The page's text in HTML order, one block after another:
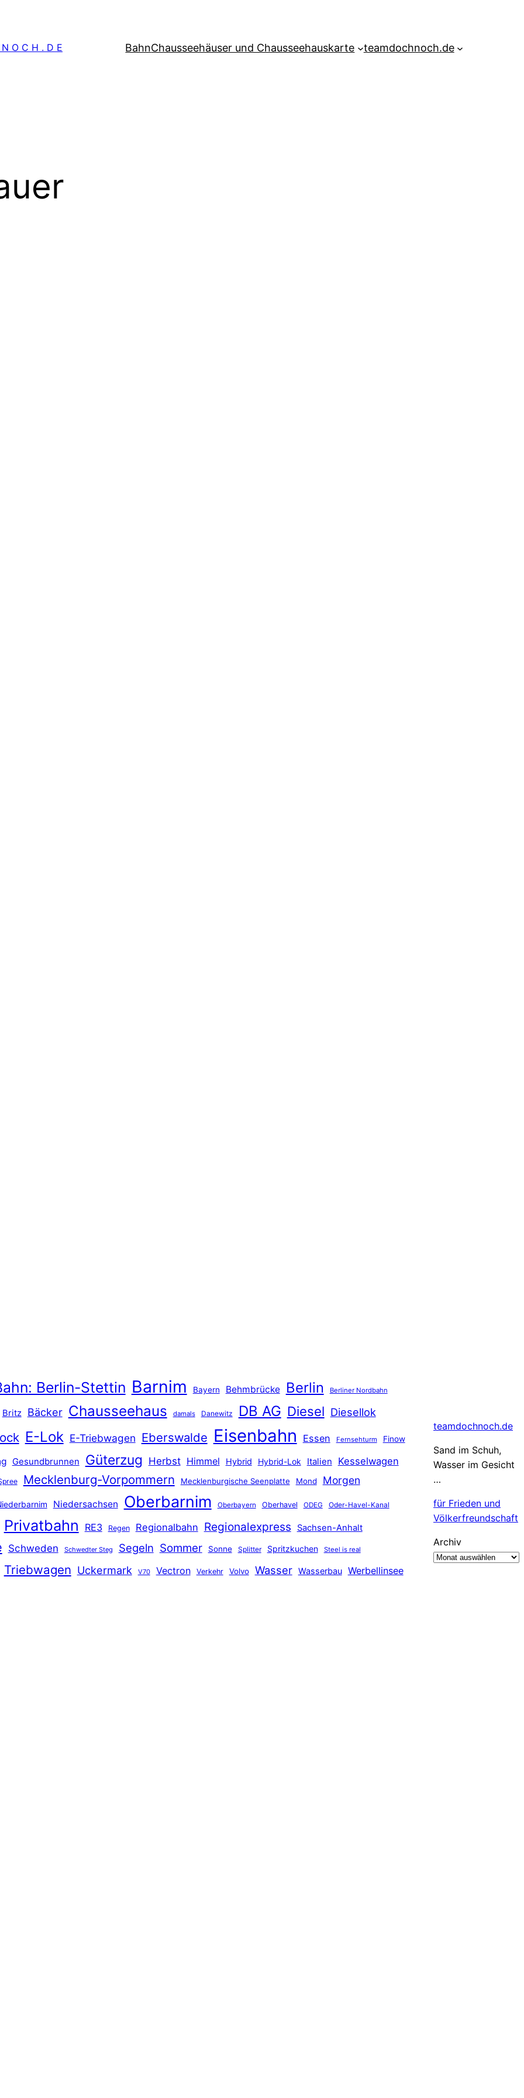
O C H . D E BahnChausseehäuser und Chausseehauskarte teamdochnoch.de
Berlin-Stettin Barnim Bayern Behmbrücke Berlin Berliner Nordbahn
Britz Bäcker Chausseehaus damals Danewitz DB AG Diesel Diesellok
E-Lok E-Triebwagen Eberswalde Eisenbahn Essen Fernsehturm Finow
Gesundbrunnen Güterzug Herbst Himmel Hybrid Hybrid-Lok Italien Kesselwagen
Mecklenburg-Vorpommern Mecklenburgische Seenplatte Mond Morgen
Niedersachsen Oberbarnim Oberbayern Oberhavel ODEG Oder-Havel-Kanal
Privatbahn RE3 Regen Regionalbahn Regionalexpress Sachsen-Anhalt
Schweden Schwedter Steg Segeln Sommer Sonne Splitter Spritzkuchen Steel is real
Triebwagen Uckermark V70 Vectron Verkehr Volvo Wasser Wasserbau Werbellinsee
teamdochnoch.de
Sand im Schuh,
Wasser im Gesicht
…
für Frieden und
Völkerfreundschaft
Archiv